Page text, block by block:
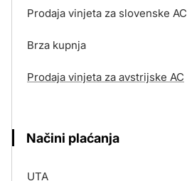
Prodaja vinjeta za slovenske AC
Brza kupnja
Prodaja vinjeta za avstrijske AC
Načini plaćanja
UTA